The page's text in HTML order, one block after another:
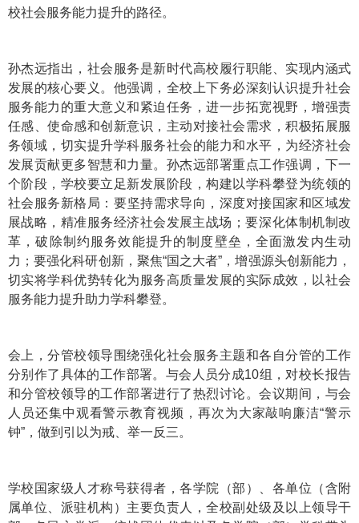
校社会服务能力提升的路径。
孙杰远指出，社会服务是新时代高校履行职能、实现内涵式
发展的核心要义。他强调，全校上下务必深刻认识提升社会
服务能力的重大意义和紧迫任务，进一步拓宽视野，增强责
任感、使命感和创新意识，主动对接社会需求，积极拓展服
务领域，切实提升学科服务社会的能力和水平，为经济社会
发展贡献更多智慧和力量。孙杰远部署重点工作强调，下一
个阶段，学校要立足新发展阶段，构建以学科攀登为统领的
社会服务新格局：要‌坚持需求导向，深度对接国家和区域发
展战略，精准服务经济社会发展主战场；要‌深化体制机制改
革，破除制约服务效能提升的制度壁垒，全面激发内生动
力；要‌强化科研创新，聚焦“国之大者”，增强源头创新能力，
切实将学科优势转化为服务高质量发展的实际成效，以社会
服务能力提升助力学科攀登。
会上，分管校领导围绕强化社会服务主题和各自分管的工作
分别作了具体的工作部署。与会人员分成10组，对校长报告
和分管校领导的工作部署进行了热烈讨论。会议期间，与会
人员还集中观看警示教育视频，再次为大家敲响廉洁“警示
钟”，做到引以为戒、举一反三。
学校国家级人才称号获得者，各学院（部）、各单位（含附
属单位、派驻机构）主要负责人，全校副处级及以上领导干